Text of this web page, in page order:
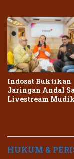
Indosat Buktikan
Jaringan Andal
Livestream Mudik
HUKUM &